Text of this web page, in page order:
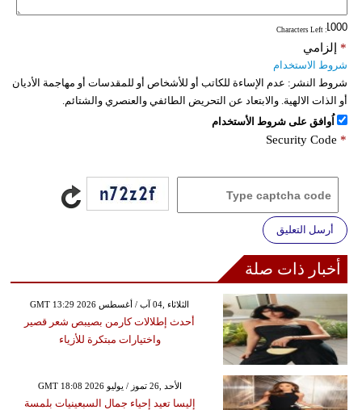
: Characters Left
إلزامي *
شروط الاستخدام
شروط النشر: عدم الإساءة للكاتب أو للأشخاص أو للمقدسات أو مهاجمة الأديان
أو الذات الالهية. والابتعاد عن التحريض الطائفي والعنصري والشتائم.
اُوافق على شروط الأستخدام
Security Code *
أرسل التعليق
أخبار ذات صلة
GMT 13:29 2026 الثلاثاء ,04 آب / أغسطس
أحدث إطلالات كارمن بصيبص شعر قصير
واختيارات مبتكرة للأزياء
GMT 18:08 2026 الأحد ,26 تموز / يوليو
إليسا تعيد إحياء جمال السبعينيات بلمسة